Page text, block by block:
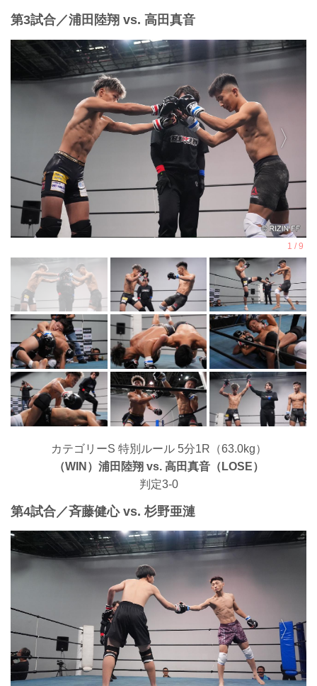
第3試合／浦田陸翔 vs. 高田真音
カテゴリーS 特別ルール 5分1R（63.0kg）
（WIN）浦田陸翔 vs. 高田真音（LOSE）
判定3-0
第4試合／⻫藤健心 vs. 杉野亜漣